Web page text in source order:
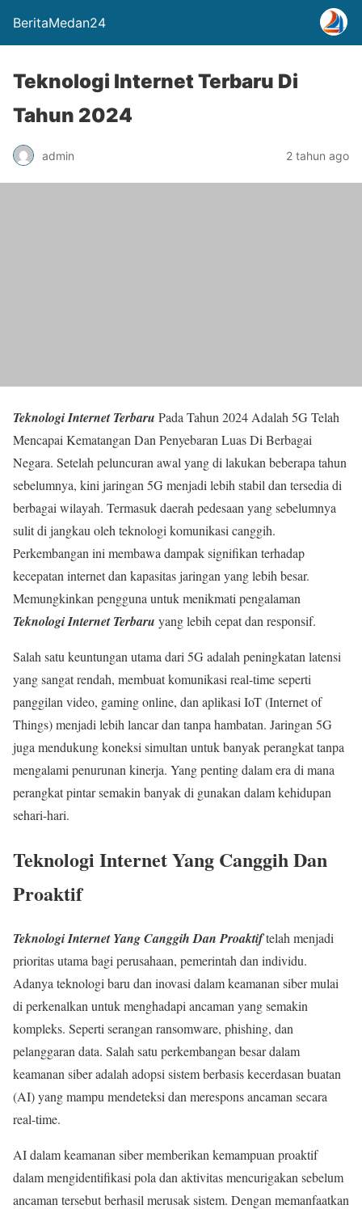
BeritaMedan24
Teknologi Internet Terbaru Di
Tahun 2024
admin 2 tahun ago
Teknologi Internet Terbaru Pada Tahun 2024 Adalah 5G Telah
Mencapai Kematangan Dan Penyebaran Luas Di Berbagai
Negara. Setelah peluncuran awal yang di lakukan beberapa tahun
sebelumnya, kini jaringan 5G menjadi lebih stabil dan tersedia di
berbagai wilayah. Termasuk daerah pedesaan yang sebelumnya
sulit di jangkau oleh teknologi komunikasi canggih.
Perkembangan ini membawa dampak signifikan terhadap
kecepatan internet dan kapasitas jaringan yang lebih besar.
Memungkinkan pengguna untuk menikmati pengalaman
Teknologi Internet Terbaru yang lebih cepat dan responsif.
Salah satu keuntungan utama dari 5G adalah peningkatan latensi
yang sangat rendah, membuat komunikasi real-time seperti
panggilan video, gaming online, dan aplikasi IoT (Internet of
Things) menjadi lebih lancar dan tanpa hambatan. Jaringan 5G
juga mendukung koneksi simultan untuk banyak perangkat tanpa
mengalami penurunan kinerja. Yang penting dalam era di mana
perangkat pintar semakin banyak di gunakan dalam kehidupan
sehari-hari.
Teknologi Internet Yang Canggih Dan
Proaktif
Teknologi Internet Yang Canggih Dan Proaktiftelah menjadi
prioritas utama bagi perusahaan, pemerintah dan individu.
Adanya teknologi baru dan inovasi dalam keamanan siber mulai
di perkenalkan untuk menghadapi ancaman yang semakin
kompleks. Seperti serangan ransomware, phishing, dan
pelanggaran data. Salah satu perkembangan besar dalam
keamanan siber adalah adopsi sistem berbasis kecerdasan buatan
(AI) yang mampu mendeteksi dan merespons ancaman secara
real-time.
AI dalam keamanan siber memberikan kemampuan proaktif
dalam mengidentifikasi pola dan aktivitas mencurigakan sebelum
ancaman tersebut berhasil merusak sistem. Dengan memanfaatkan